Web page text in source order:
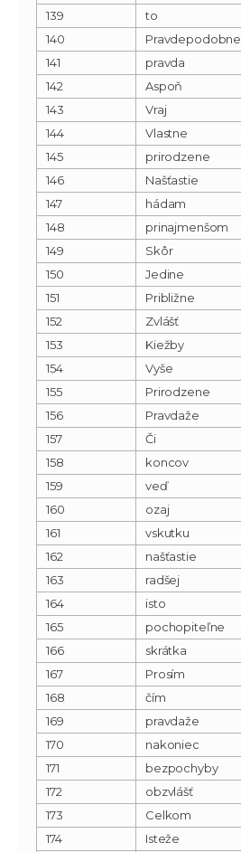
139
to
140
Pravdepodobne
141
pravda
142
Aspoň
143
Vraj
144
Vlastne
145
prirodzene
146
Našťastie
147
hádam
148
prinajmenšom
149
Skôr
150
Jedine
151
Približne
152
Zvlášť
153
Kiežby
154
Vyše
155
Prirodzene
156
Pravdaže
157
Či
158
koncov
159
veď
160
ozaj
161
vskutku
162
našťastie
163
radšej
164
isto
165
pochopiteľne
166
skrátka
167
Prosím
168
čím
169
pravdaže
170
nakoniec
171
bezpochyby
172
obzvlášť
173
Celkom
174
Isteže